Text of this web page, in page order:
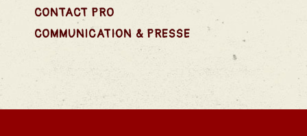
CONTACT PRO
COMMUNICATION & PRESSE